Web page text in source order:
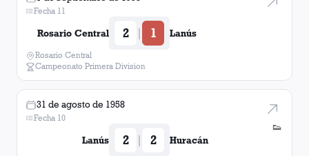
Fecha 11
Rosario Central 2 | 1 Lanús
Rosario Central
Campeonato Primera Division
👟
31 de agosto de 1958
Fecha 10
Lanús 2 | 2 Huracán